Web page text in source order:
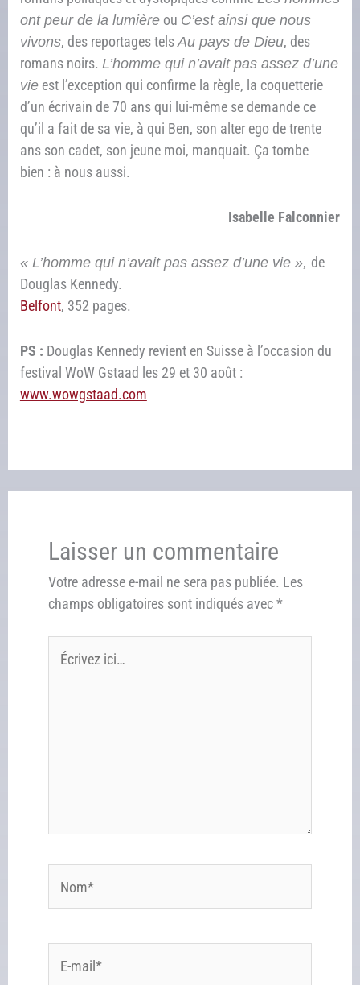
ont peur de la lumièreou C’est ainsi que nous
vivons, des reportages telsAu pays de Dieu, des
romans noirs. L’homme qui n’avait pas assez d’une
vieest l’exception qui confirme la règle, la coquetterie
d’un écrivain de 70 ans qui lui-même se demande ce
qu’il a fait de sa vie, à qui Ben, son alter ego de trente
ans son cadet, son jeune moi, manquait. Ça tombe
bien : à nous aussi.
Isabelle Falconnier
« L’homme qui n’avait pas assez d’une vie », de
Douglas Kennedy.
Belfont, 352 pages.
PS : Douglas Kennedy revient en Suisse à l’occasion du
festival WoW Gstaad les 29 et 30 août :
www.wowgstaad.com
Laisser un commentaire
Votre adresse e-mail ne sera pas publiée. Les
champs obligatoires sont indiqués avec*
Écrivez
ici…
mail*